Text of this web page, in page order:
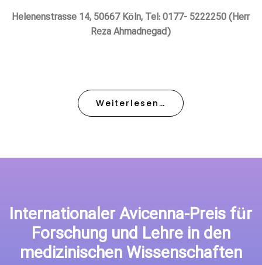
Helenenstrasse 14, 50667 Köln, Tel: 0177- 5222250 (Herr
Reza Ahmadnegad)
Weiterlesen…
Internationaler Avicenna-Preis für
Forschung und Lehre in den
medizinischen Wissenschaften